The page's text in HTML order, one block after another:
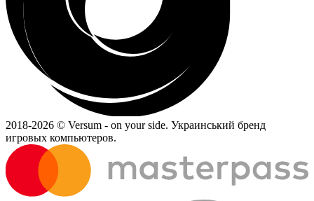
2018-2026 © Versum - on your side. Украинський бренд
игровых компьютеров.